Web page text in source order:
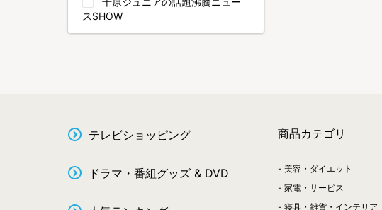
スSHOW
テレビショッピング
ドラマ・番組グッズ & DVD
商品カテゴリ
美容・ダイエット
家電・サービス
寝具・雑貨・インテリア